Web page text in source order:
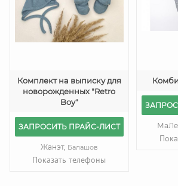
Комплект на выписку для
новорожденных "Retro
Boy"
ЗАПРОСИТЬ ПРАЙС-ЛИСТ
Жанэт, Балашов
Показать телефоны